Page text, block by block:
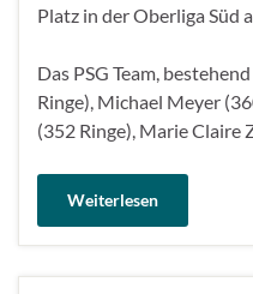
Platz in der Oberliga Süd
Das PSG Team,
Ringe), Michael Meyer
(352 Ringe), Marie Claire
Weiterlesen